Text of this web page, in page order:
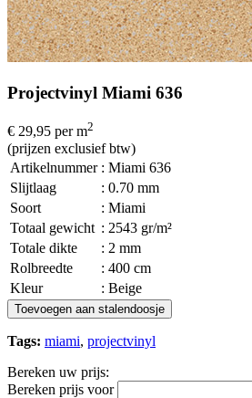
Projectvinyl Miami 636
€ 29,95 per m2
(prijzen exclusief btw)
Artikelnummer : Miami 636
Slijtlaag
: 0.70 mm
Soort
: Miami
Totaal gewicht : 2543 gr/m²
Totale dikte
: 2 mm
Rolbreedte
: 400 cm
Kleur
: Beige
Toevoegen aan stalendoosje
Tags: miami, projectvinyl
Bereken uw prijs:
Bereken prijs voor